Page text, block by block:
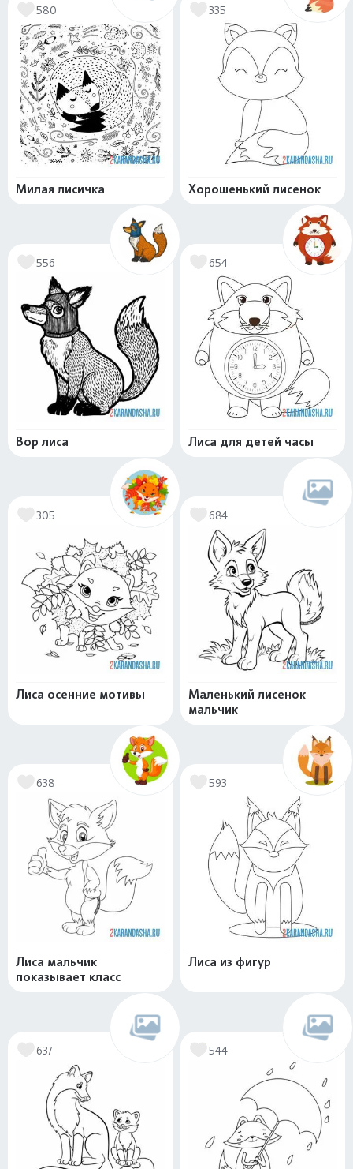
580
Милая лисичка
335
Хорошенький лисенок
556
Вор лиса
654
Лиса для детей часы
305
Лиса осенние мотивы
684
Маленький лисенок
мальчик
638
Лиса мальчик
показывает класс
593
Лиса из фигур
637 544